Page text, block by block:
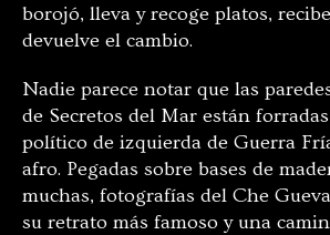
borojó, lleva y recoge platos,
devuelve el cambio.
Nadie parece notar que las
de Secretos del Mar están
político de izquierda de Guerra
afro. Pegadas sobre bases de
muchas, fotografías del Che
su retrato más famoso y una